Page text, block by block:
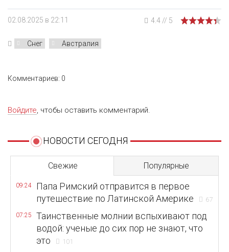
02.08.2025 в 22:11 4.4 // 5
Снег Австралия
Комментариев: 0
Войдите, чтобы оставить комментарий.
НОВОСТИ СЕГОДНЯ
Свежие Популярные
09:24
Папа Римский отправится в первое
путешествие по Латинской Америке
67
07:25
Таинственные молнии вспыхивают под
водой: ученые до сих пор не знают, что
это
101